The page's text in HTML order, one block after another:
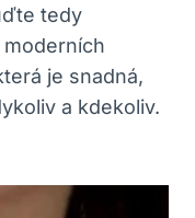
tedy
je ‌snadná,
a kdekoliv.